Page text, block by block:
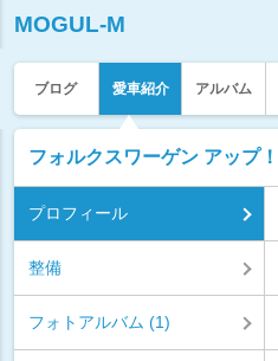
MOGUL-M
ブログ 愛車紹介 アルバム
フォルクスワーゲン アップ！
プロフィール
整備
フォトアルバム (1)